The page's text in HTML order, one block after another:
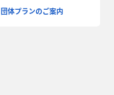
団体プランのご案内